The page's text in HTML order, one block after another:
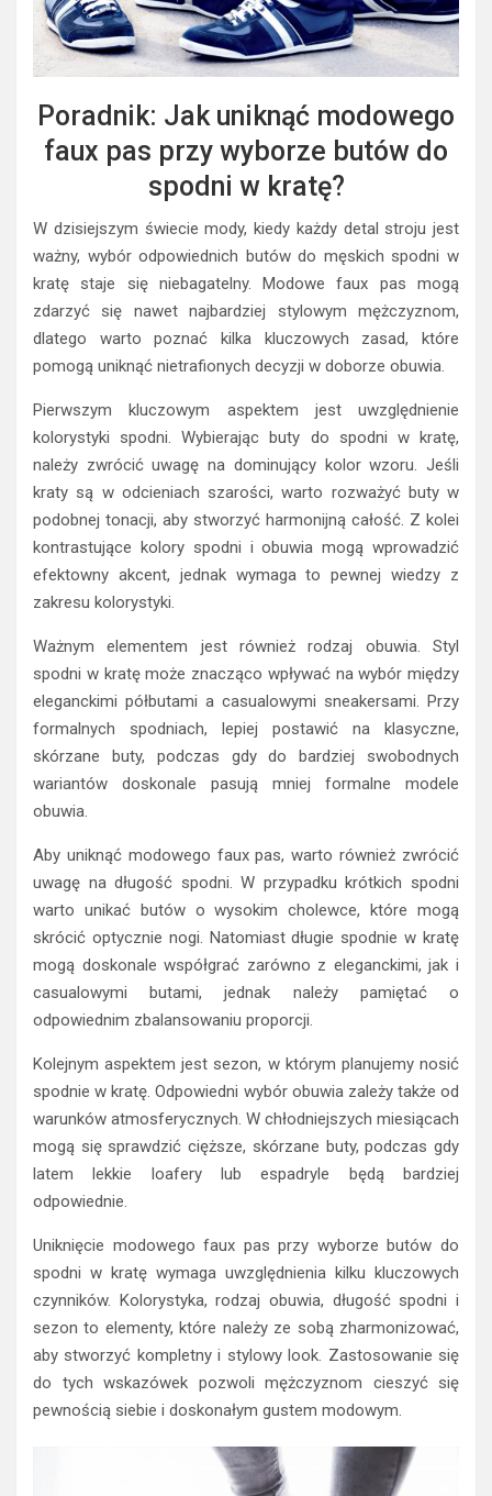
Poradnik: Jak uniknąć modowego
faux pas przy wyborze butów do
spodni w kratę?
W dzisiejszym świecie mody, kiedy każdy detal stroju jest
ważny, wybór odpowiednich butów do męskich spodni w
kratę staje się niebagatelny. Modowe faux pas mogą
zdarzyć się nawet najbardziej stylowym mężczyznom,
dlatego warto poznać kilka kluczowych zasad, które
pomogą uniknąć nietrafionych decyzji w doborze obuwia.
Pierwszym kluczowym aspektem jest uwzględnienie
kolorystyki spodni. Wybierając buty do spodni w kratę,
należy zwrócić uwagę na dominujący kolor wzoru. Jeśli
kraty są w odcieniach szarości, warto rozważyć buty w
podobnej tonacji, aby stworzyć harmonijną całość. Z kolei
kontrastujące kolory spodni i obuwia mogą wprowadzić
efektowny akcent, jednak wymaga to pewnej wiedzy z
zakresu kolorystyki.
Ważnym elementem jest również rodzaj obuwia. Styl
spodni w kratę może znacząco wpływać na wybór między
eleganckimi półbutami a casualowymi sneakersami. Przy
formalnych spodniach, lepiej postawić na klasyczne,
skórzane buty, podczas gdy do bardziej swobodnych
wariantów doskonale pasują mniej formalne modele
obuwia.
Aby uniknąć modowego faux pas, warto również zwrócić
uwagę na długość spodni. W przypadku krótkich spodni
warto unikać butów o wysokim cholewce, które mogą
skrócić optycznie nogi. Natomiast długie spodnie w kratę
mogą doskonale współgrać zarówno z eleganckimi, jak i
casualowymi butami, jednak należy pamiętać o
odpowiednim zbalansowaniu proporcji.
Kolejnym aspektem jest sezon, w którym planujemy nosić
spodnie w kratę. Odpowiedni wybór obuwia zależy także od
warunków atmosferycznych. W chłodniejszych miesiącach
mogą się sprawdzić cięższe, skórzane buty, podczas gdy
latem lekkie loafery lub espadryle będą bardziej
odpowiednie.
Uniknięcie modowego faux pas przy wyborze butów do
spodni w kratę wymaga uwzględnienia kilku kluczowych
czynników. Kolorystyka, rodzaj obuwia, długość spodni i
sezon to elementy, które należy ze sobą zharmonizować,
aby stworzyć kompletny i stylowy look. Zastosowanie się
do tych wskazówek pozwoli mężczyznom cieszyć się
pewnością siebie i doskonałym gustem modowym.